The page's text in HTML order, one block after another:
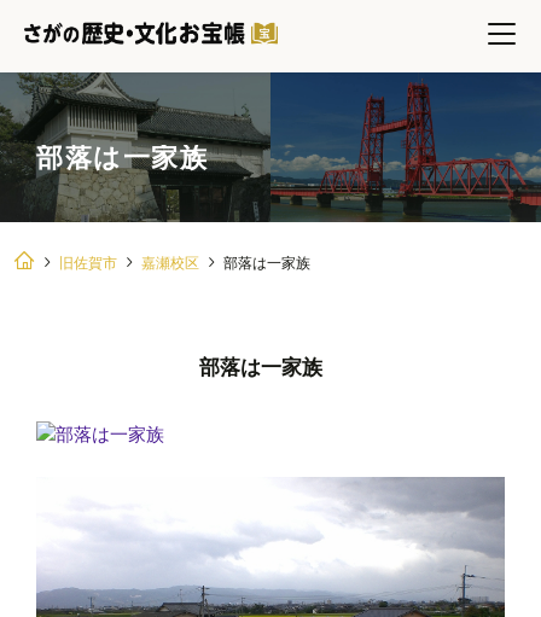
部落は一家族
旧佐賀市 嘉瀬校区 部落は一家族
部落は一家族